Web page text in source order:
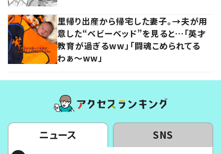
里帰り出産から帰宅した妻子。→夫が用
意した“ベビーベッド”を見ると…「英才
教育が過ぎるww」「闘魂こめられてる
わぁ～ww」
ニュース SNS